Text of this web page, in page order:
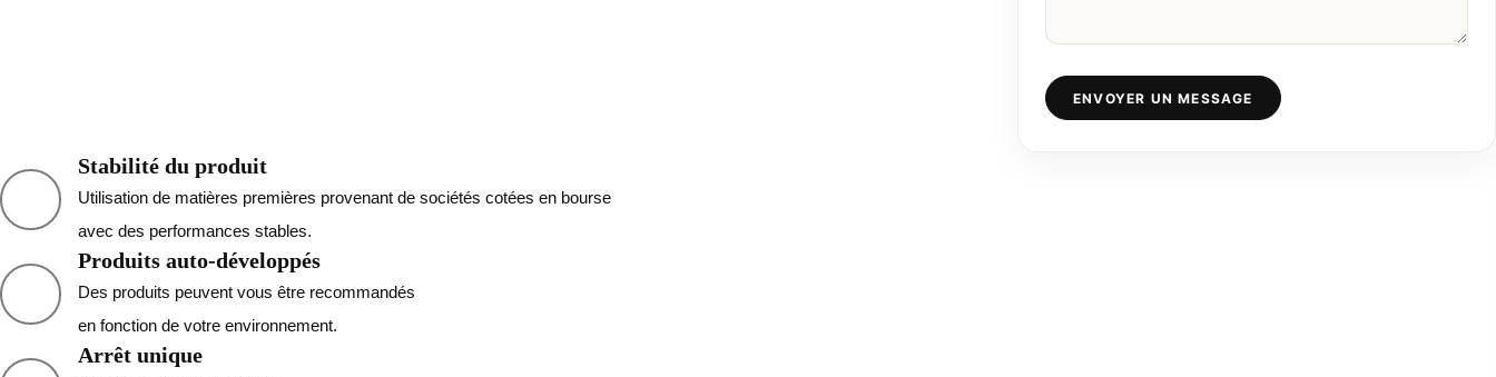
Stabilité du produit
Utilisation de matières premières provenant de sociétés cotées en bourse
avec des performances stables.
Produits auto-développés
Des produits peuvent vous être recommandés
en fonction de votre environnement.
Arrêt unique